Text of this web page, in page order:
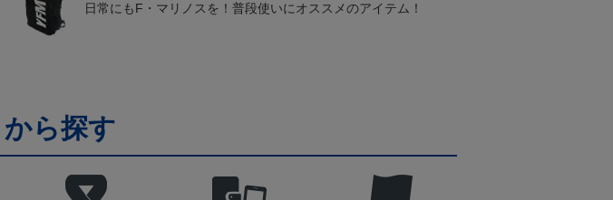
日常にもF・マリノスを！普段使いにオススメのアイテム！
ら探す